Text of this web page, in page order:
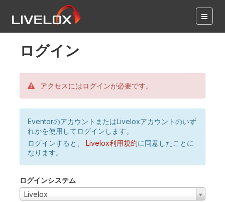
ログイン
アクセスにはログインが必要です。
EventorのアカウントまたはLiveloxアカウントのいず
れかを使用してログインします。
ログインすると、
Livelox利用規約に同意したことに
なります。
ログインシステム
Livelox